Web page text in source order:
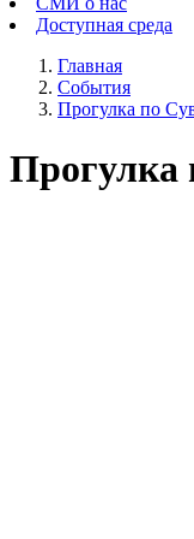
Доступная среда
Главная
События
Прогулка по
Прогулка